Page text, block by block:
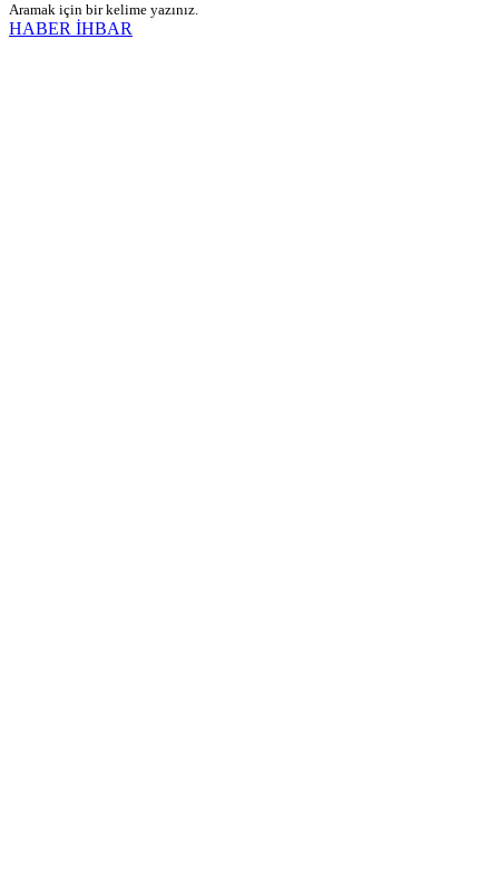
Aramak için bir kelime yazınız.
HABER İHBAR